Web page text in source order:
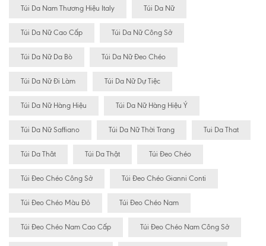
Túi Da Nam Thương Hiệu Italy Túi Da Nữ
Túi Da Nữ Cao Cấp Túi Da Nữ Công Sở
Túi Da Nữ Da Bò Túi Da Nữ Đeo Chéo
Túi Da Nữ Đi Làm Túi Da Nữ Dự Tiệc
Túi Da Nữ Hàng Hiệu Túi Da Nữ Hàng Hiệu Ý
Túi Da Nữ Saffiano Túi Da Nữ Thời Trang Tui Da That
Túi Da Thât Túi Da Thật Túi Đeo Chéo
Túi Đeo Chéo Công Sở Túi Đeo Chéo Gianni Conti
Túi Đeo Chéo Màu Đỏ Túi Đeo Chéo Nam
Túi Đeo Chéo Nam Cao Cấp Túi Đeo Chéo Nam Công Sở